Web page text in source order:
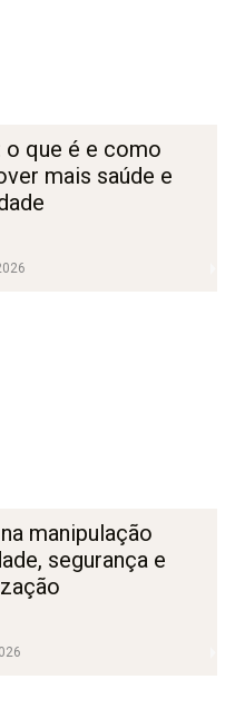
o que é e como
mais saúde e
manipulação
segurança e